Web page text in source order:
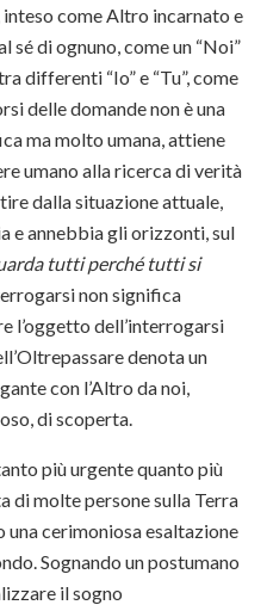
inteso come Altro incarnato e
sé di ognuno, come un “Noi”
differenti “Io” e “Tu”, come
delle domande non è una
ma molto umana, attiene
umano alla ricerca di verità
dalla situazione attuale,
e annebbia gli orizzonti, sul
tutti perché tutti si
non significa
l’oggetto dell’interrogarsi
denota un
con l’Altro da noi,
di scoperta.
più urgente quanto più
di molte persone sulla Terra
cerimoniosa esaltazione
Sognando un postumano
il sogno